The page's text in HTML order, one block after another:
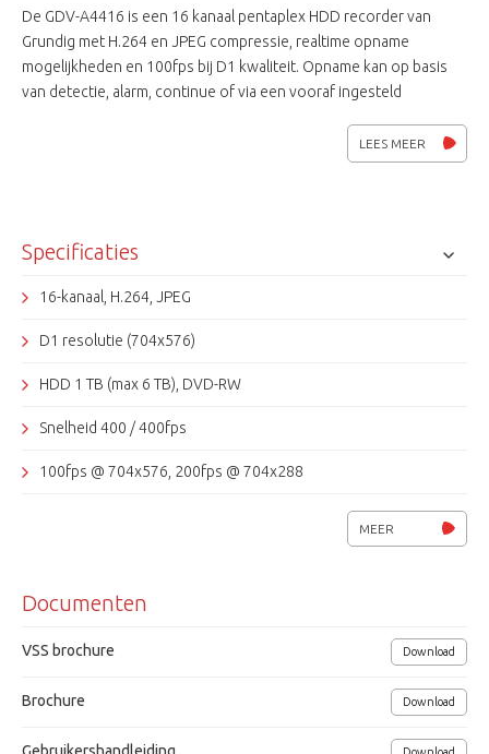
De GDV-A4416 is een 16 kanaal pentaplex HDD recorder van
Grundig met H.264 en JPEG compressie, realtime opname
mogelijkheden en 100fps bij D1 kwaliteit. Opname kan op basis
van detectie, alarm, continue of via een vooraf ingesteld
16 alarm-ingangen, DVD-RW, netwerk poort, RS-485 en 2 USB2.0
poorten. CMS software wordt meegeleverd. Verder is er een
LEES MEER
Specificaties
16-kanaal, H.264, JPEG
D1 resolutie (704x576)
HDD 1 TB (max 6 TB), DVD-RW
Snelheid 400 / 400fps
100fps @ 704x576, 200fps @ 704x288
Opname: continu, beweging, alarm, kalender, handmatig
CMS-software, Iphone, Ipad en Android applicatie
16 alarm-ingangen (N/O or N/C), 2 uitgangen
MEER
Documenten
VSS brochure Download
Brochure Download